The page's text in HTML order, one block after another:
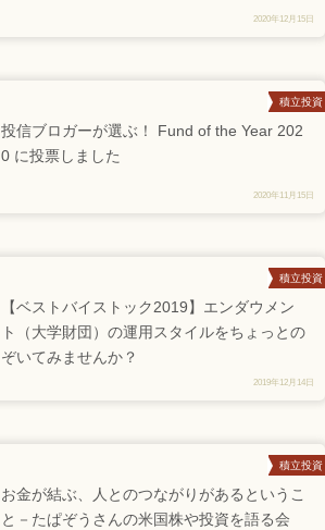
2020年12月15日
投信ブロガーが選ぶ！ Fund of the Year 202
0 に投票しました
2020年11月15日
積立投資
【ベストバイストック2019】エンダウメン
ト（大学財団）の運用スタイルをちょっとの
ぞいてみませんか？
2019年12月14日
積立投資
お金が結ぶ、人とのつながりがあるというこ
と－たぱぞうさんの米国株や投資を語る会
積立投資